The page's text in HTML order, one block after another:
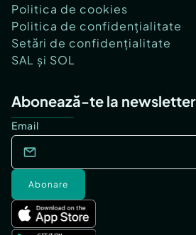
Politica de cookies
Politica de confidențialitate
Setări de confidențialitate
SAL și SOL
Abonează-te la newsletter
Email
Abonare